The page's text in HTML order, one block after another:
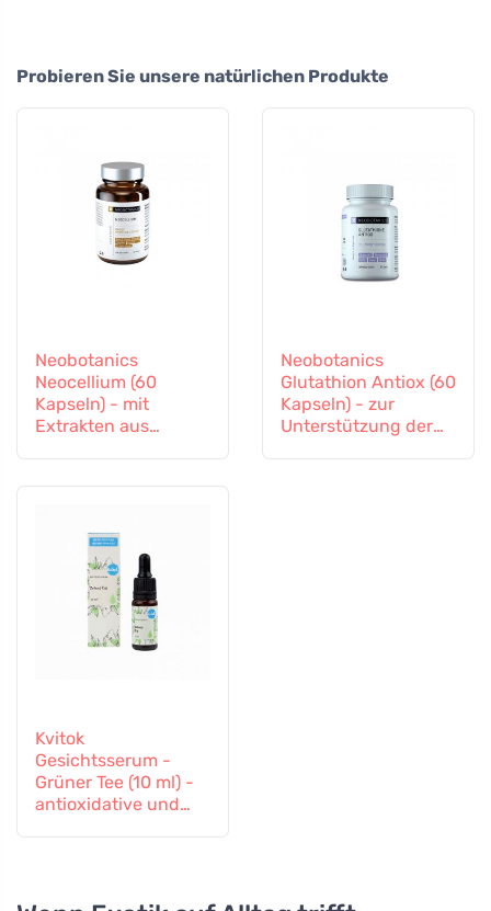
Probieren Sie unsere natürlichen Produkte
Neobotanics
Neocellium (60
Kapseln) - mit
Extrakten aus
Neobotanics
Glutathion Antiox (60
Kapseln) - zur
Unterstützung der
Kvitok
Gesichtsserum -
Grüner Tee (10 ml) -
antioxidative und